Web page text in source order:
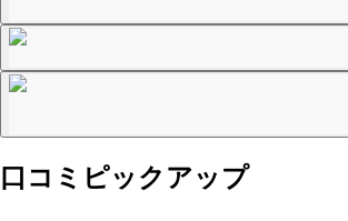
口コミピックアップ